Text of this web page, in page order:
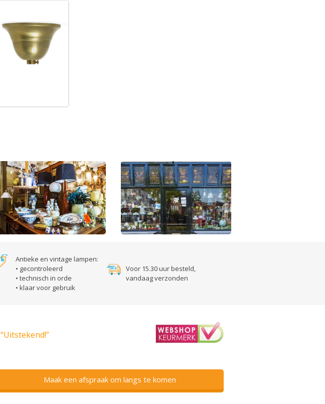
Antieke en vintage lampen:
• gecontroleerd
• technisch in orde
• klaar voor gebruik
Voor 15.30 uur besteld,
vandaag verzonden
“Uitstekend!”
Maak een afspraak om langs te komen